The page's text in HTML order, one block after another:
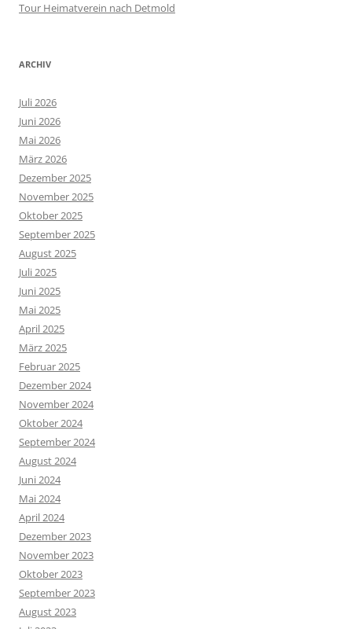
Tour Heimatverein nach Detmold
ARCHIV
Juli 2026
Juni 2026
Mai 2026
März 2026
Dezember 2025
November 2025
Oktober 2025
September 2025
August 2025
Juli 2025
Juni 2025
Mai 2025
April 2025
März 2025
Februar 2025
Dezember 2024
November 2024
Oktober 2024
September 2024
August 2024
Juni 2024
Mai 2024
April 2024
Dezember 2023
November 2023
Oktober 2023
September 2023
August 2023